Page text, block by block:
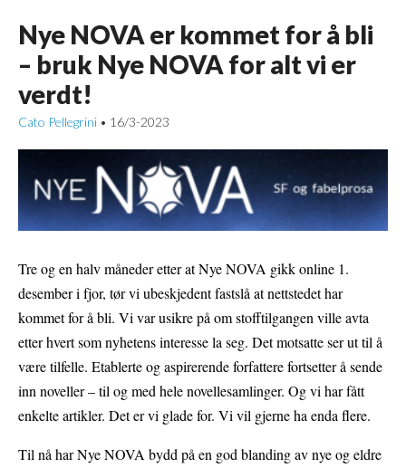
Nye NOVA er kommet for å bli
– bruk Nye NOVA for alt vi er
verdt!
Cato Pellegrini • 16/3-2023
Tre og en halv måneder etter at Nye NOVA gikk online 1.
desember i fjor, tør vi ubeskjedent fastslå at nettstedet har
kommet for å bli. Vi var usikre på om stofftilgangen ville avta
etter hvert som nyhetens interesse la seg. Det motsatte ser ut til å
være tilfelle. Etablerte og aspirerende forfattere fortsetter å sende
inn noveller – til og med hele novellesamlinger. Og vi har fått
enkelte artikler. Det er vi glade for. Vi vil gjerne ha enda flere.
Til nå har Nye NOVA bydd på en god blanding av nye og eldre